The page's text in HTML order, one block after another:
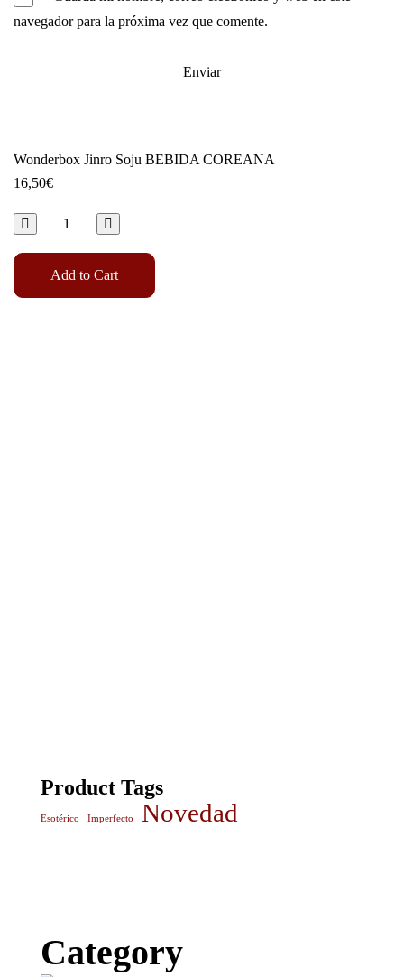
navegador para la próxima vez que comente.
Wonderbox Jinro Soju BEBIDA COREANA
16,50€
Add to Cart
Product Tags
Esotérico Imperfecto Novedad
Category